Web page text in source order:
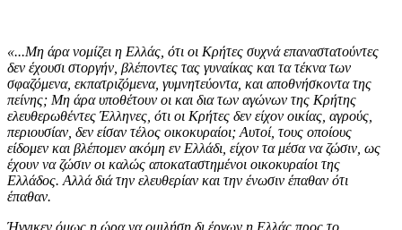
«...Μη άρα νομίζει η Ελλάς, ότι οι Κρήτες συχνά επαναστατούντες
δεν έχουσι στοργήν, βλέποντες τας γυναίκας και τα τέκνα των
σφαζόμενα, εκπατριζόμενα, γυμνητεύοντα, και αποθνήσκοντα της
πείνης; Μη άρα υποθέτουν οι και δια των αγώνων της Κρήτης
ελευθερωθέντες Έλληνες, ότι οι Κρήτες δεν είχον οικίας, αγρούς,
περιουσίαν, δεν είσαν τέλος οικοκυραίοι; Αυτοί, τους οποίους
είδομεν και βλέπομεν ακόμη εν Ελλάδι, είχον τα μέσα να ζώσιν, ως
έχουν να ζώσιν οι καλώς αποκαταστημένοι οικοκυραίοι της
Ελλάδος. Αλλά διά την ελευθερίαν και την ένωσιν έπαθαν ότι
έπαθαν.